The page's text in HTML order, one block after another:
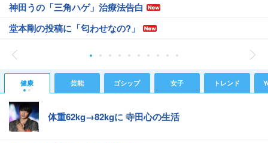
神田うの「三角ハゲ」治療法告白
堂本剛の投稿に「匂わせなの?」
健康 芸能 ゴシップ 女子 トレンド
体重62kg→82kgに 寺田心の生活